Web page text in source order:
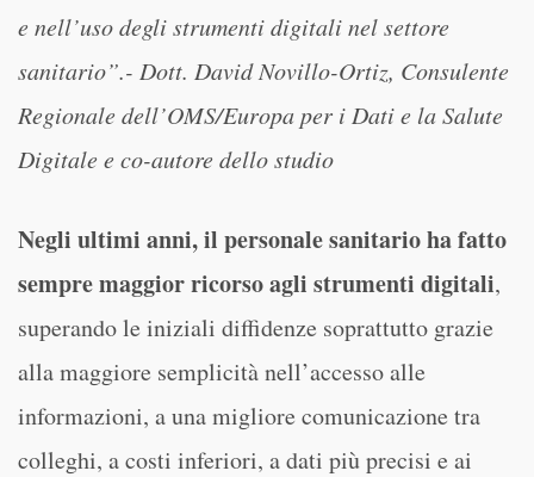
e nell’uso degli strumenti digitali nel settore
sanitario”.- Dott. David Novillo-Ortiz, Consulente
Regionale dell’OMS/Europa per i Dati e la Salute
Digitale e co-autore dello studio
Negli ultimi anni, il personale sanitario ha fatto
sempre maggior ricorso agli strumenti digitali,
superando le iniziali diffidenze soprattutto grazie
alla maggiore semplicità nell’accesso alle
informazioni, a una migliore comunicazione tra
colleghi, a costi inferiori, a dati più precisi e ai